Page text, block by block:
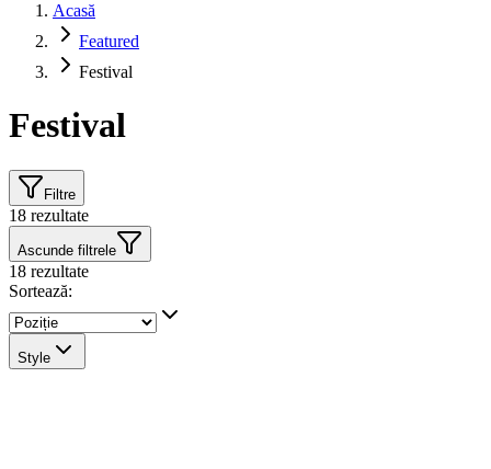
Acasă
Featured
Festival
Festival
Filtre
18 rezultate
Ascunde filtrele
18 rezultate
Sortează:
Style